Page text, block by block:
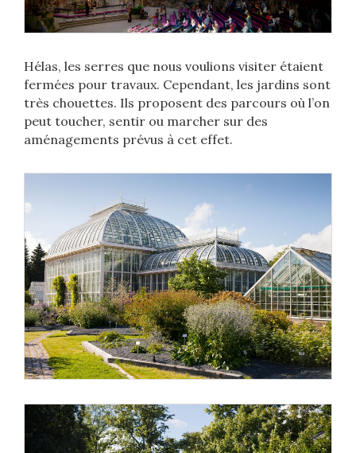
Hélas, les serres que nous voulions visiter étaient
fermées pour travaux. Cependant, les jardins sont
très chouettes. Ils proposent des parcours où l’on
peut toucher, sentir ou marcher sur des
aménagements prévus à cet effet.